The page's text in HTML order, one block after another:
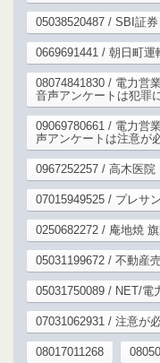
05038520487 / SBI証券
0669691441 / 朝日町運
08074841830 / 電力営
音声アンケートは犯罪
09069780661 / 電力営
声アンケートは注意が
0967252257 / 高木医院
07015949525 / プレサ
0250682272 / 庵地焼
05031199672 / 不動産
05031750089 / NET/電
07031062931 / 注意が
08017011268